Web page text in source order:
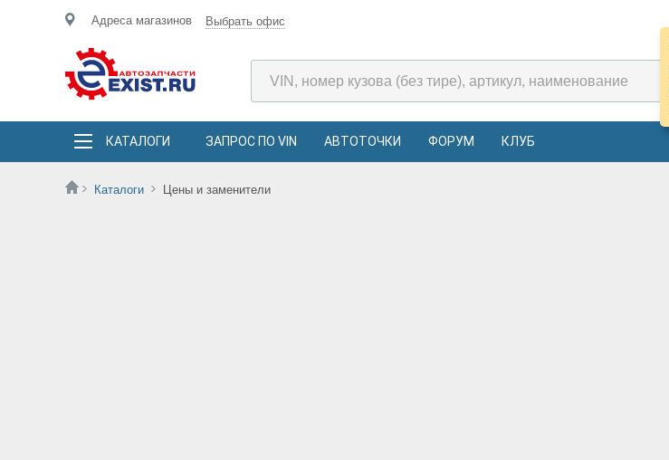
Адреса магазинов Выбрать офис
КАТАЛОГИ ЗАПРОС ПО VIN АВТОТОЧКИ ФОРУМ КЛУБ
Каталоги Цены и заменители